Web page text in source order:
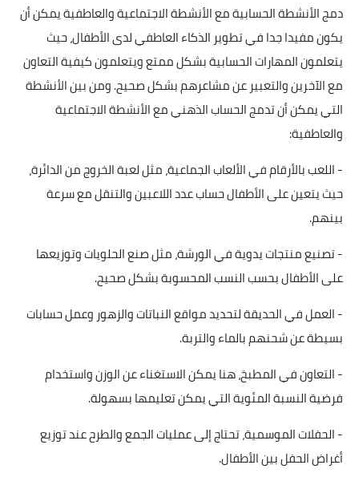
دمج الأنشطة الحسابية مع الأنشطة الاجتماعية والعاطفية يمكن أن
يكون مفيدا جدا في تطوير الذكاء العاطفي لدى الأطفال، حيث
يتعلمون المهارات الحسابية بشكل ممتع ويتعلمون كيفية التعاون
مع الآخرين والتعبير عن مشاعرهم بشكل صحيح. ومن بين الأنشطة
التي يمكن أن تدمج الحساب الذهني مع الأنشطة الاجتماعية
والعاطفية:
- اللعب بالأرقام في الألعاب الجماعية، مثل لعبة الخروج من الدائرة،
حيث يتعين على الأطفال حساب عدد اللاعبين والتنقل مع سرعة
بينهم.
- تصنيع منتجات يدوية في الورشة، مثل صنع الحلويات وتوزيعها
على الأطفال بحسب النسب المحسوبة بشكل صحيح.
- العمل في الحديقة لتحديد مواقع النباتات والزهور وعمل حسابات
بسيطة عن شحنهم بالماء والتربة.
- التعاون في المطبخ، هنا يمكن الاستغناء عن الوزن واستخدام
فرضية النسبة المئوية التي يمكن تعليمها بسهولة.
- الحفلات الموسمية، تحتاج إلى عمليات الجمع والطرح عند توزيع
أغراض الحفل بين الأطفال.